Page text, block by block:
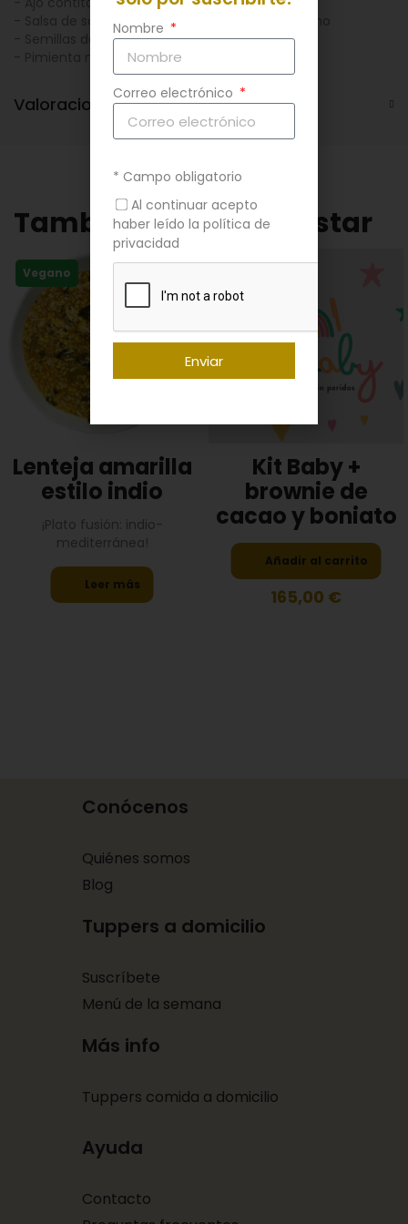
- Semillas de sésamo
- Aceite de oliva
Valoraciones (0)
También te puede gustar
Vegano
Lenteja amarilla
estilo indio
¡Plato fusión: indio-
mediterránea!
Leer más
Kit Baby +
brownie de
cacao y boniato
Añadir al carrito
165,00 €
Conócenos
Quiénes somos
Blog
Tuppers a domicilio
Suscríbete
Menú de la semana
Más info
Tuppers comida a domicilio
Ayuda
Contacto
Nombre
Correo electrónico
* Campo obligatorio
Al continuar acepto
haber leído la política de
privacidad
Enviar